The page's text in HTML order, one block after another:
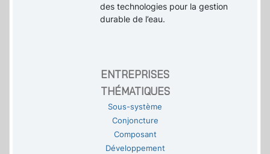
des technologies pour la gestion
durable de l’eau.
ENTREPRISES
THÉMATIQUES
Sous-système
Conjoncture
Composant
Développement